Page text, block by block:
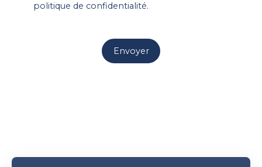
politique de confidentialité.
Envoyer